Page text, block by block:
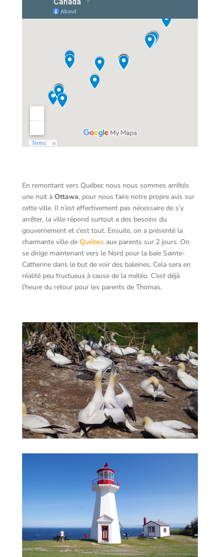
En remontant vers Québec nous nous sommes arrêtés
une nuit à Ottawa, pour nous faire notre propre avis sur
cette ville. Il n’est effectivement pas nécessaire de s’y
arrêter, la ville répond surtout a des besoins du
gouvernement et c’est tout. Ensuite, on a présenté la
charmante ville de Québecaux parents sur 2 jours. On
se dirige maintenant vers le Nord pour la baie Sainte-
Catherine dans le but de voir des baleines. Cela sera en
réalité peu fructueux à cause de la météo. C’est déjà
l’heure du retour pour les parents de Thomas.